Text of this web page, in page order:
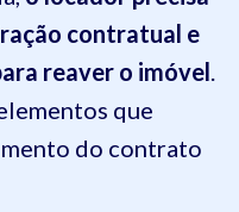
contratual e
reaver o imóvel
que
do contrato